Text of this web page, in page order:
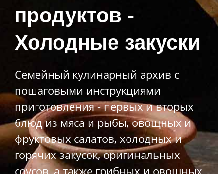
продуктов -
Холодные закуски
Семейный кулинарный архив с
пошаговыми инструкциями
приготовления - первых и вторых
блюд из мяса и рыбы, овощных и
фруктовых салатов, холодных и
горячих закусок, оригинальных
соусов, а также грибных и овощных